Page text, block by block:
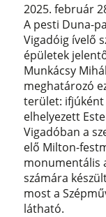
2025. február
A pesti Duna-
Vigadóig ívelő
épületek
Munkácsy
meghatározó
terület: ifjúként
elhelyezett
Vigadóban a
elő Milton-
monumentális
számára
most a
látható.